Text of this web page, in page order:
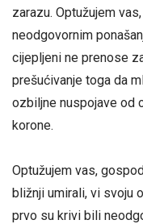
zarazu. Optužujem
neodgovornim
cijepljeni ne prenose
prešućivanje toga da
ozbiljne nuspojave od
korone.
Optužujem vas,
bližnji umirali, vi svoju
prvo su krivi bili